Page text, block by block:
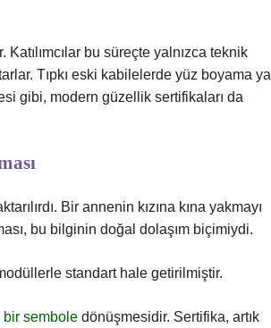
Katılımcılar bu süreçte yalnızca teknik
Tıpkı eski kabilelerde yüz boyama ya
gibi, modern güzellik sertifikaları da
Bir annenin kızına kına yakmayı
bu bilginin doğal dolaşım biçimiydi.
standart hale getirilmiştir.
bir sembole dönüşmesidir. Sertifika, artık